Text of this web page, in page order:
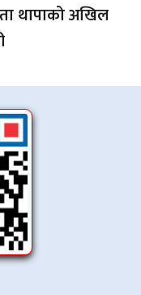
थापाको अखिल